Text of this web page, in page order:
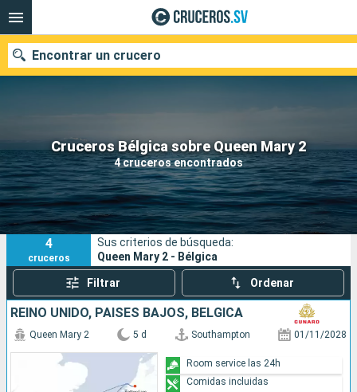
Cruceros Bélgica sobre Queen Mary 2
4 cruceros encontrados
Encontrar un crucero
Nuestros destinos
Fecha de salida
Puertos Compañías
Buscar
4
cruceros
Sus criterios de búsqueda:
Queen Mary 2 - Bélgica
Filtrar Ordenar
REINO UNIDO, PAISES BAJOS, BÉLGICA
Queen Mary 2 5 d Southampton 01/11/2028
Room service las 24h
Comidas incluidas